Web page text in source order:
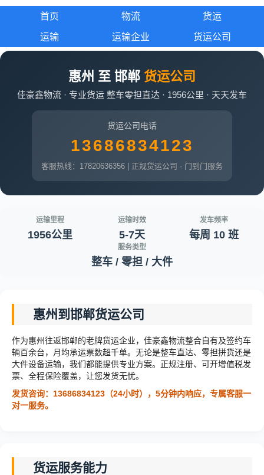
首页 物流 货运
运输 运输企业 货运公司
惠州 至 邯郸 货运公司
佳豪鑫物流 · 专业货运 整车零担直达 · 1956公里 · 天天发车
货运公司电话
13686834123
客服热线：17820636356 | 正规货运公司 · 门到门服务
运输里程
1956公里
运输时效
5-7天
发车频率
每周 10 班
服务类型
整车 / 零担 / 大件
惠州到邯郸货运公司
作为惠州往返邯郸的老牌货运企业，佳豪鑫物流整合自有及签约车
辆百余台，月均承运票数超千单。无论是整车直达、零担拼货还是
大件设备运输，我们都能提供专业方案。正规注册、可开增值税发
票、全程保险覆盖，让您发货无忧。
发货咨询：13686834123（24小时），5分钟内响应，专属客服一
对一服务。
货运服务能力